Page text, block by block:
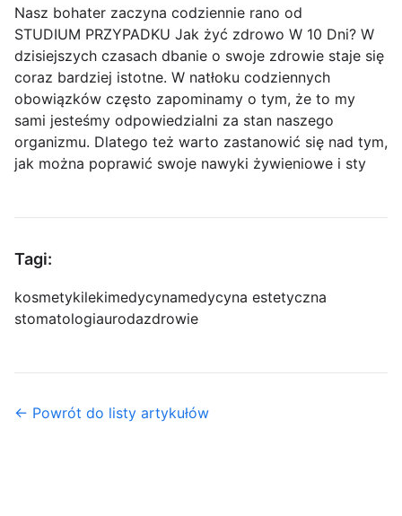
Nasz bohater zaczyna codziennie rano od
STUDIUM PRZYPADKU Jak żyć zdrowo W 10 Dni? W
dzisiejszych czasach dbanie o swoje zdrowie staje się
coraz bardziej istotne. W natłoku codziennych
obowiązków często zapominamy o tym, że to my
sami jesteśmy odpowiedzialni za stan naszego
organizmu. Dlatego też warto zastanowić się nad tym,
jak można poprawić swoje nawyki żywieniowe i sty
Tagi:
kosmetykilekimedycynamedycyna estetyczna
stomatologiaurodazdrowie
← Powrót do listy artykułów